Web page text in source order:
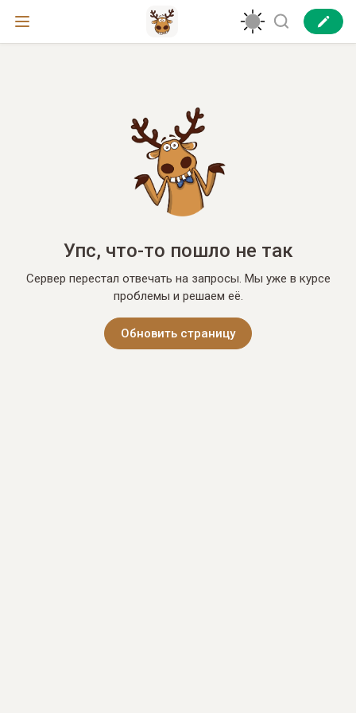
Упс, что-то пошло не так
Сервер перестал отвечать на запросы. Мы уже в курсе
проблемы и решаем её.
Обновить страницу